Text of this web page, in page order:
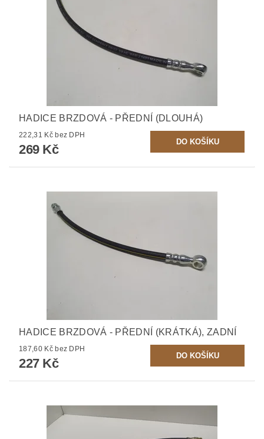
HADICE BRZDOVÁ - PŘEDNÍ (DLOUHÁ)
222,31 Kč bez DPH
269 Kč
HADICE BRZDOVÁ - PŘEDNÍ (KRÁTKÁ), ZADNÍ
187,60 Kč bez DPH
227 Kč